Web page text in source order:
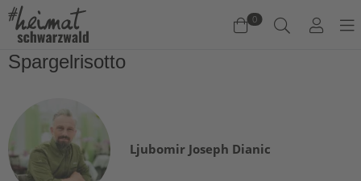
0
Es befinden sich keine Produkte im Warenkorb.
Jetzt einkaufen
Spargelrisotto
Ljubomir Joseph Dianic